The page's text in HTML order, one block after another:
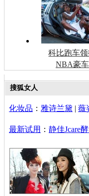
科比跑车
NBA豪车
搜狐女人
化妆品 ： 雅诗兰黛 | 薇
最新试用 ： 静佳Jcare